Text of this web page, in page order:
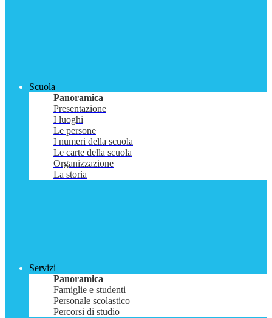
Scuola
Panoramica
Presentazione
I luoghi
Le persone
I numeri della scuola
Le carte della scuola
Organizzazione
La storia
Servizi
Panoramica
Famiglie e studenti
Personale scolastico
Percorsi di studio